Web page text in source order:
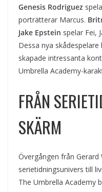
Genesis Rodriguez
porträtterar Marcus.
Jake Epstein spelar Fei,
Dessa nya
skapade intressanta
Umbrella Academy-
FRÅN
SKÄRM
Övergången från Gerard
serietidningsunivers till
The Umbrella Academy